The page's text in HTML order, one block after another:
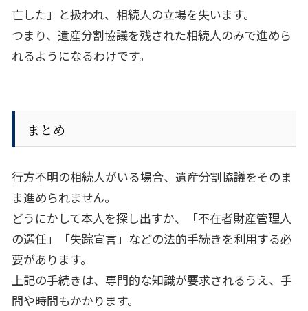
亡した」と扱われ、相続人の立場を失います。
つまり、遺産分割協議を残された相続人のみで進めら
れるようになるわけです。
まとめ
行方不明の相続人がいる場合、遺産分割協議をそのま
ま進められません。
どうにかして本人を探し出すか、「不在者財産管理人
の選任」「失踪宣言」などの法的手続きを利用する必
要があります。
上記の手続きは、専門的な知識が要求されるうえ、手
間や時間もかかります。